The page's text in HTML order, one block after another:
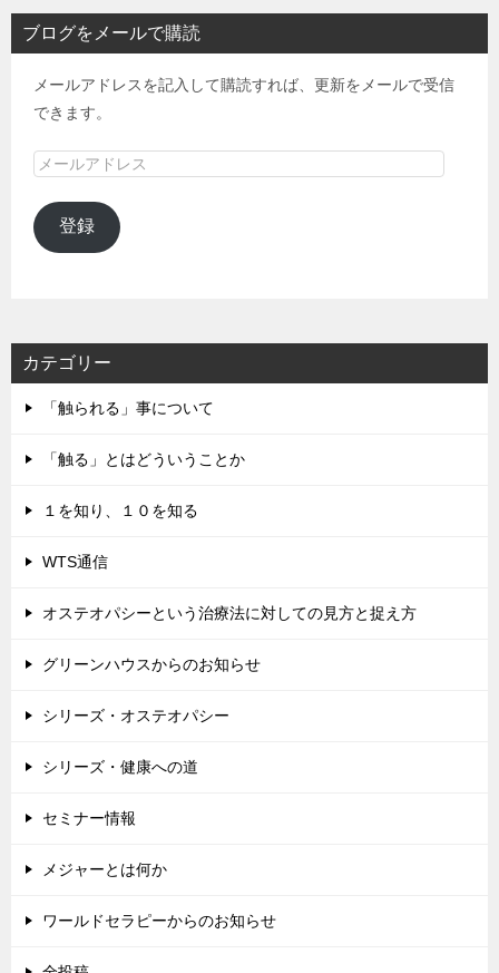
ブログをメールで購読
メールアドレスを記入して購読すれば、更新をメールで受信
できます。
メ
ル
ア
登録
カテゴリー
「触られる」事について
「触る」とはどういうことか
１を知り、１０を知る
WTS通信
オステオパシーという治療法に対しての見方と捉え方
グリーンハウスからのお知らせ
シリーズ・オステオパシー
シリーズ・健康への道
セミナー情報
メジャーとは何か
ワールドセラピーからのお知らせ